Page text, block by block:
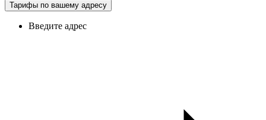
Тарифы по вашему адресу
Введите адрес